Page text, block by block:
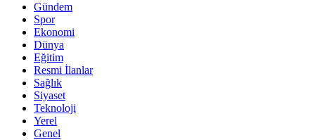
Gündem
Spor
Ekonomi
Dünya
Eğitim
Resmi İlanlar
Sağlık
Siyaset
Teknoloji
Yerel
Genel